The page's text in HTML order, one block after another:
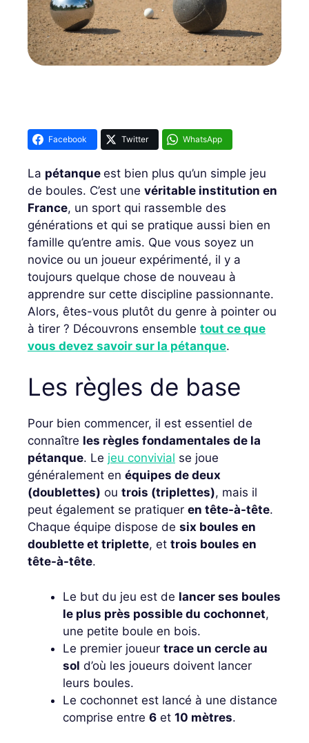
Facebook Twitter WhatsApp
La pétanque est bien plus qu’un simple jeu
de boules. C’est une véritable institution en
France, un sport qui rassemble des
générations et qui se pratique aussi bien en
famille qu’entre amis. Que vous soyez un
novice ou un joueur expérimenté, il y a
toujours quelque chose de nouveau à
apprendre sur cette discipline passionnante.
Alors, êtes-vous plutôt du genre à pointer ou
à tirer ? Découvrons ensemble tout ce que
vous devez savoir sur la pétanque.
Les règles de base
Pour bien commencer, il est essentiel de
connaître les règles fondamentales de la
pétanque. Le jeu convivial se joue
généralement en équipes de deux
(doublettes) ou trois (triplettes), mais il
peut également se pratiquer en tête-à-tête.
Chaque équipe dispose de six boules en
doublette et triplette, et trois boules en
tête-à-tête.
Le but du jeu est de lancer ses boules
le plus près possible du cochonnet,
une petite boule en bois.
Le premier joueur trace un cercle au
sol d’où les joueurs doivent lancer
leurs boules.
Le cochonnet est lancé à une distance
comprise entre 6 et 10 mètres.